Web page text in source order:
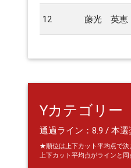
12 藤光 英恵
Yカテゴリー
通過ライン：8.9 / 本
★順位は上下カット平均点で決
上下カット平均点がラインと同